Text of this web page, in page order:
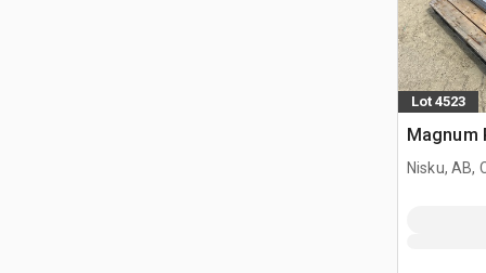
Lot 4523
Magnum
Nisku, AB,